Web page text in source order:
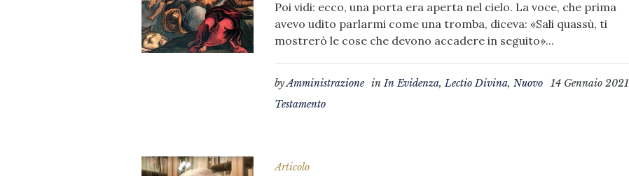
Poi vidi: ecco, una porta era aperta nel cielo. La voce, che prima
avevo udito parlarmi come una tromba, diceva: «Sali quassù, ti
mostrerò le cose che devono accadere in seguito»...
14 Gennaio 2021
byAmministrazione inIn Evidenza,Lectio Divina, Nuovo
Testamento
Articolo